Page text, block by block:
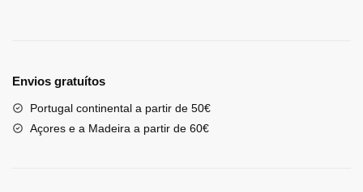
Envios gratuítos
Portugal continental a partir de 50€
Açores e a Madeira a partir de 60€